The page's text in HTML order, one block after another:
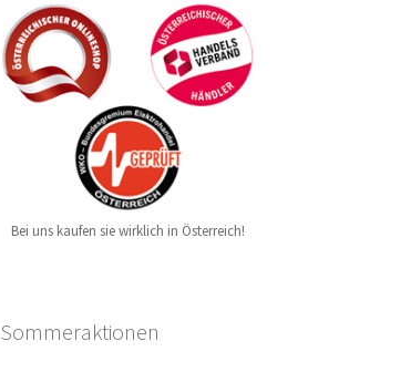
Bei uns kaufen sie wirklich in Österreich!
Sommeraktionen